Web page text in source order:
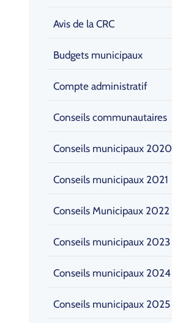
Avis de la CRC
Budgets municipaux
Compte administratif
Conseils communautaires
Conseils municipaux 2020
Conseils municipaux 2021
Conseils Municipaux 2022
Conseils municipaux 2023
Conseils municipaux 2024
Conseils municipaux 2025